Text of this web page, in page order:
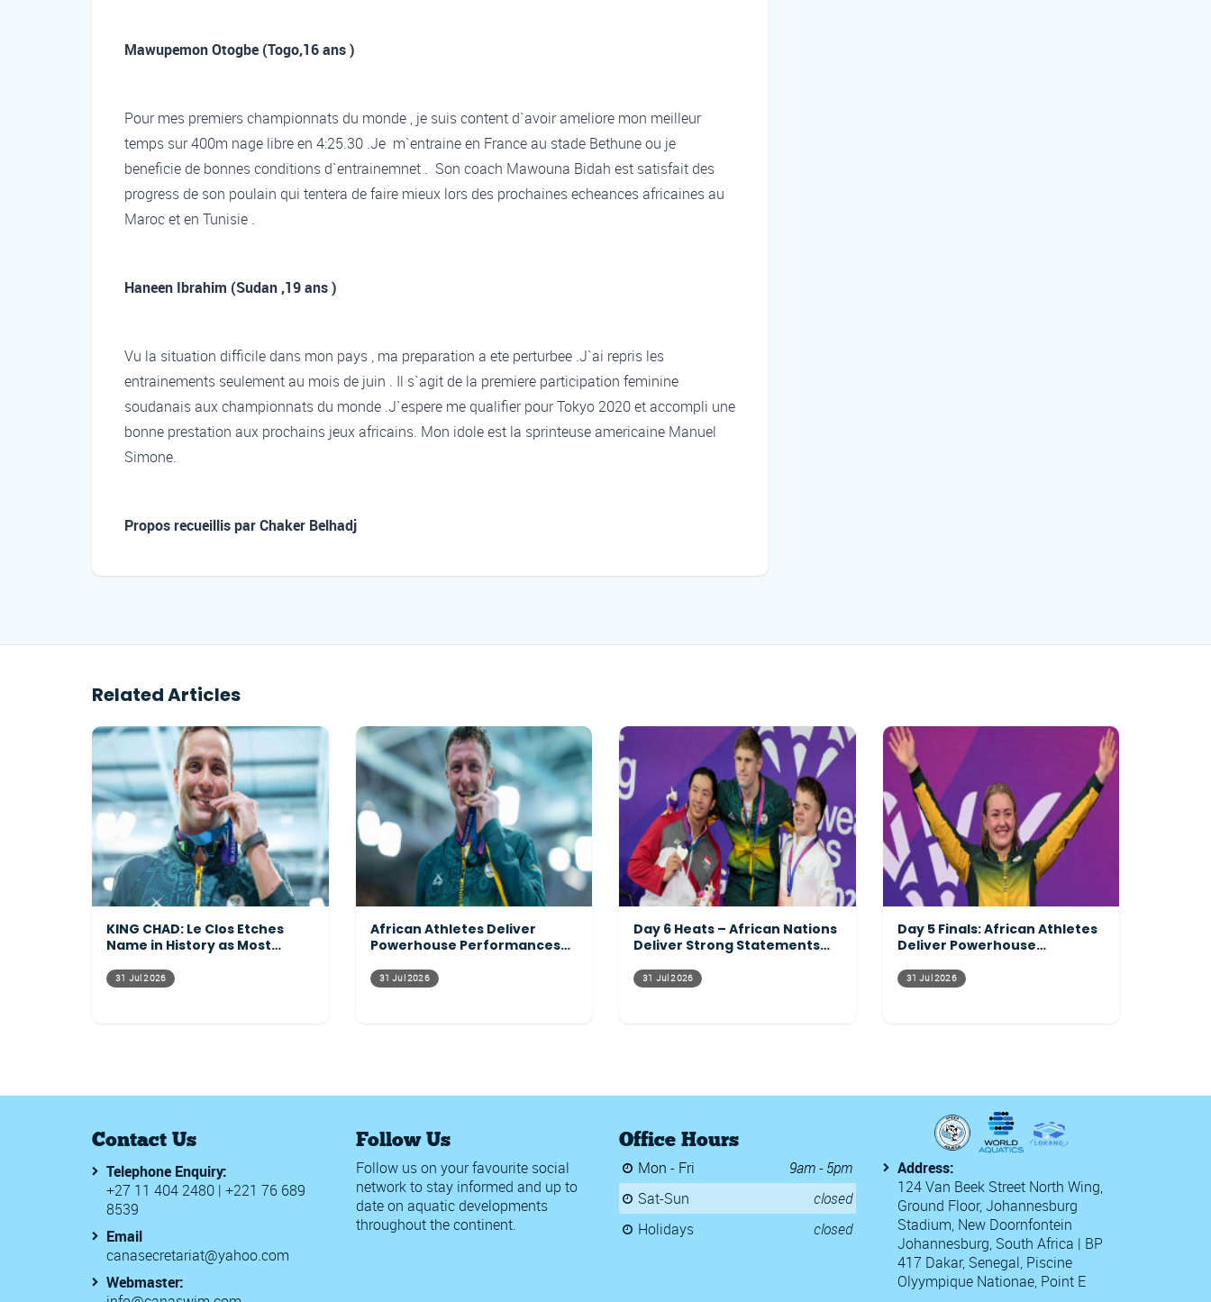
Mawupemon Otogbe (Togo,16 ans )
Pour mes premiers championnats du monde , je suis content d`avoir ameliore mon meilleur
temps sur 400m nage libre en 4:25.30 .Je m`entraine en France au stade Bethune ou je
beneficie de bonnes conditions d`entrainemnet . Son coach Mawouna Bidah est satisfait des
progress de son poulain qui tentera de faire mieux lors des prochaines echeances africaines au
Maroc et en Tunisie .
Haneen Ibrahim (Sudan ,19 ans )
Vu la situation difficile dans mon pays , ma preparation a ete perturbee .J`ai repris les
entrainements seulement au mois de juin . Il s`agit de la premiere participation feminine
soudanais aux championnats du monde .J`espere me qualifier pour Tokyo 2020 et accompli une
bonne prestation aux prochains jeux africains. Mon idole est la sprinteuse americaine Manuel
Simone.
Propos recueillis par Chaker Belhadj
Related Articles
KING CHAD: Le Clos Etches
Name in History as Most
Athlete Ever
31 Jul 2026
African Athletes Deliver
Powerhouse Performances
31 Jul 2026
Day 6 Heats – African Nations
Deliver Strong Statements
31 Jul 2026
Day 5 Finals: African Athletes
Deliver Powerhouse
Pool
31 Jul 2026
Contact Us
Telephone Enquiry:
+27 11 404 2480 | +221 76 689
8539
Email
canasecretariat@yahoo.com
Webmaster:
Follow Us
Follow us on your favourite social
network to stay informed and up to
date on aquatic developments
throughout the continent.
Office Hours
Mon - Fri
9am - 5pm
Sat-Sun
closed
Holidays
closed
Address:
124 Van Beek Street North Wing,
Ground Floor, Johannesburg
Stadium, New Doornfontein
Johannesburg, South Africa | BP
417 Dakar, Senegal, Piscine
Olyympique Nationae, Point E